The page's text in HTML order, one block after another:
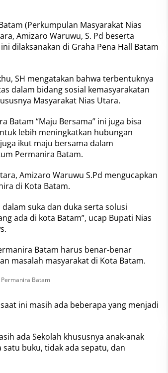
(Perkumpulan Masyarakat Nias
Amizaro Waruwu, S. Pd beserta
dilaksanakan di Graha Pena Hall Batam
SH mengatakan bahwa terbentuknya
dalam bidang sosial kemasyarakatan
Masyarakat Nias Utara.
Batam “Maju Bersama” ini juga bisa
lebih meningkatkan hubungan
ikut maju bersama dalam
Permanira Batam.
Amizaro Waruwu S.Pd mengucapkan
di Kota Batam.
suka dan duka serta solusi
ada di kota Batam”, ucap Bupati Nias
Batam harus benar-benar
masalah masyarakat di Kota Batam.
ini masih ada beberapa yang menjadi
ada Sekolah khususnya anak-anak
buku, tidak ada sepatu, dan